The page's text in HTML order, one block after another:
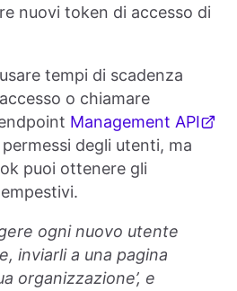
nuovi token di accesso di
tempi di scadenza
o chiamare
Management API
degli utenti, ma
puoi ottenere gli
ogni nuovo utente
inviarli a una pagina
organizzazione’, e